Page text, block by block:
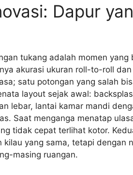
Dapur
tukang adalah momen
akurasi ukuran roll-to-roll
satu potongan yang salah
layout sejak awal:
lebar, lantai kamar mandi
Saat menganga menatap
tidak cepat terlihat kotor.
yang sama, tetapi dengan
masing ruangan.